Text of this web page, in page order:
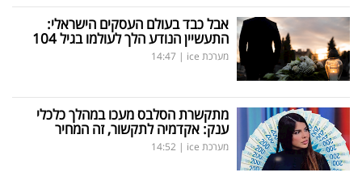
אבל כבד בעולם העסקים הישראלי:
התעשיין הנודע הלך לעולמו בגיל 104
מערכת ice |
14:47
מתקשרת הסלבס מעכו במהלך כלכלי
ענק: אקדמיה לתקשור, זה המחיר
מערכת ice |
14:52